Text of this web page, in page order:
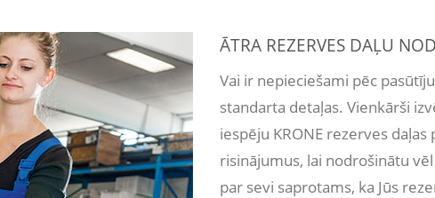
ĀTRA REZERVES DAĻU
Vai ir nepieciešami pēc
standarta detaļas. Vienkārši
iespēju KRONE rezerves
risinājumus, lai nodrošinātu
par sevi saprotams, ka Jūs